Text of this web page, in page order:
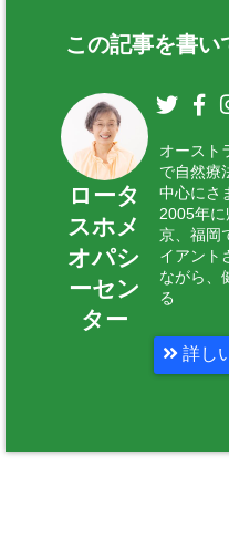
この記事を書い
ロータ
スホメ
オパシ
ーセン
ター
オースト
で自然療
中心にさ
2005年
京、福岡
イアント
ながら、
る
詳し